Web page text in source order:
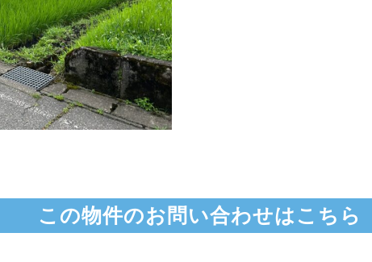
この物件のお問い合わせは こちら